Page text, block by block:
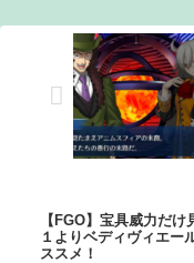
ｗ：26/08/06のニュー
【FGO】宝具威力だ
１よりベディヴィエー
ススメ！